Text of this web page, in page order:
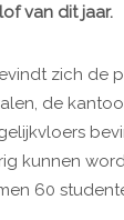
van dit jaar.
zich de
de
kunnen
60